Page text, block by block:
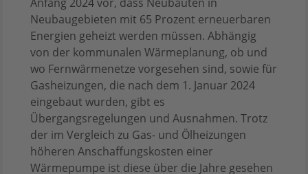
Neubaugebieten mit 65 Prozent erneuerbaren
Energien geheizt werden müssen. Abhängig
von der kommunalen Wärmeplanung, ob und
wo Fernwärmenetze vorgesehen sind, sowie für
Gasheizungen, die nach dem 1. Januar 2024
eingebaut wurden, gibt es
Übergangsregelungen und Ausnahmen. Trotz
der im Vergleich zu Gas- und Ölheizungen
höheren Anschaffungskosten einer
Wärmepumpe ist diese über die Jahre gesehen